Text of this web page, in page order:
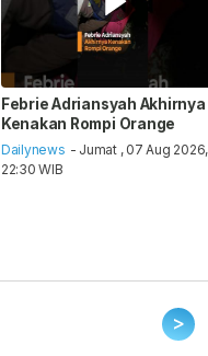
Febrie Adriansyah Akhirnya
Kenakan Rompi Orange
Dailynews - Jumat , 07 Aug 2026,
22:30 WIB
>